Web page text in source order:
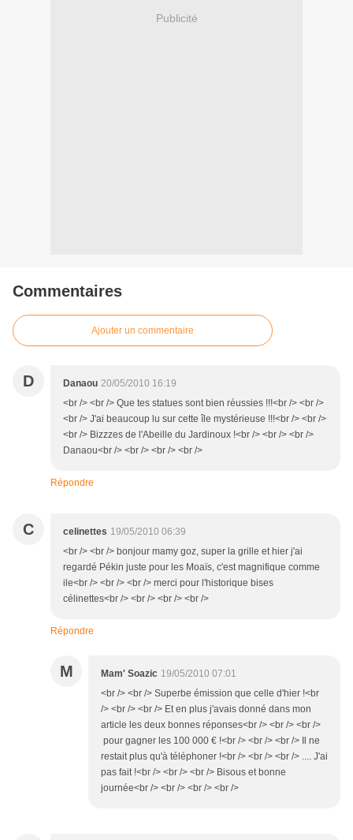
Publicité
Commentaires
Ajouter un commentaire
D Danaou 20/05/2010 16:19
<br /> <br /> Que tes statues sont bien réussies !!!<br /> <br />
<br /> J'ai beaucoup lu sur cette île mystérieuse !!!<br /> <br />
<br /> Bizzzes de l'Abeille du Jardinoux !<br /> <br /> <br />
Danaou<br /> <br /> <br /> <br />
Répondre
C celinettes 19/05/2010 06:39
<br /> <br /> bonjour mamy goz, super la grille et hier j'ai
regardé Pékin juste pour les Moaïs, c'est magnifique comme
ile<br /> <br /> <br /> merci pour l'historique bises
célinettes<br /> <br /> <br /> <br />
Répondre
M Mam' Soazic 19/05/2010 07:01
<br /> <br /> Superbe émission que celle d'hier !<br
/> <br /> <br /> Et en plus j'avais donné dans mon
article les deux bonnes réponses<br /> <br /> <br />
pour gagner les 100 000 € !<br /> <br /> <br /> Il ne
restait plus qu'à téléphoner !<br /> <br /> <br /> .... J'ai
pas fait !<br /> <br /> <br /> Bisous et bonne
journée<br /> <br /> <br /> <br />